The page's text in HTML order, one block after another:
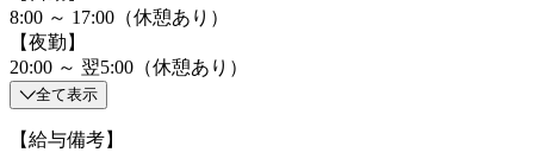
8:00 ～ 17:00（休憩あり）
【夜勤】
20:00 ～ 翌5:00（休憩あり）
全て表示
【給与備考】